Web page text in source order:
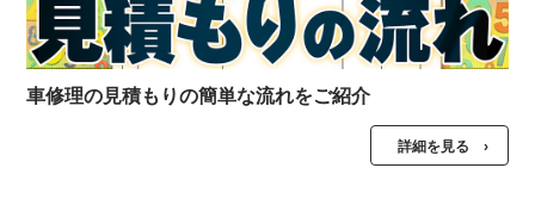
車修理の見積もりの簡単な流れをご紹介
詳細を見る ›